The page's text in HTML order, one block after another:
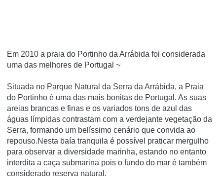
Em 2010 a praia do Portinho da Arrábida foi considerada
uma das melhores de Portugal ~
Situada no Parque Natural da Serra da Arrábida, a Praia
do Portinho é uma das mais bonitas de Portugal. As suas
areias brancas e finas e os variados tons de azul das
águas límpidas contrastam com a verdejante vegetação da
Serra, formando um belíssimo cenário que convida ao
repouso.Nesta baía tranquila é possível praticar mergulho
para observar a diversidade marinha, estando no entanto
interdita a caça submarina pois o fundo do mar é também
considerado reserva natural.